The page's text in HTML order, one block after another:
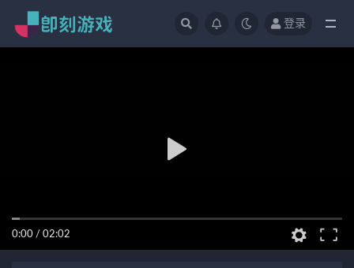
登录
0:00 / 02:02